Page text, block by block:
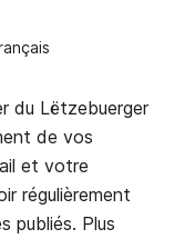
du Lëtzebuerger
de vos
et votre
régulièrement
publiés. Plus